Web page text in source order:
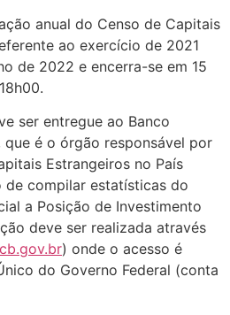
anual do Censo de Capitais
ao exercício de 2021
de 2022 e encerra-se em 15
.
ser entregue ao Banco
que é o órgão responsável por
Estrangeiros no País
compilar estatísticas do
a Posição de Investimento
deve ser realizada através
) onde o acesso é
do Governo Federal (conta